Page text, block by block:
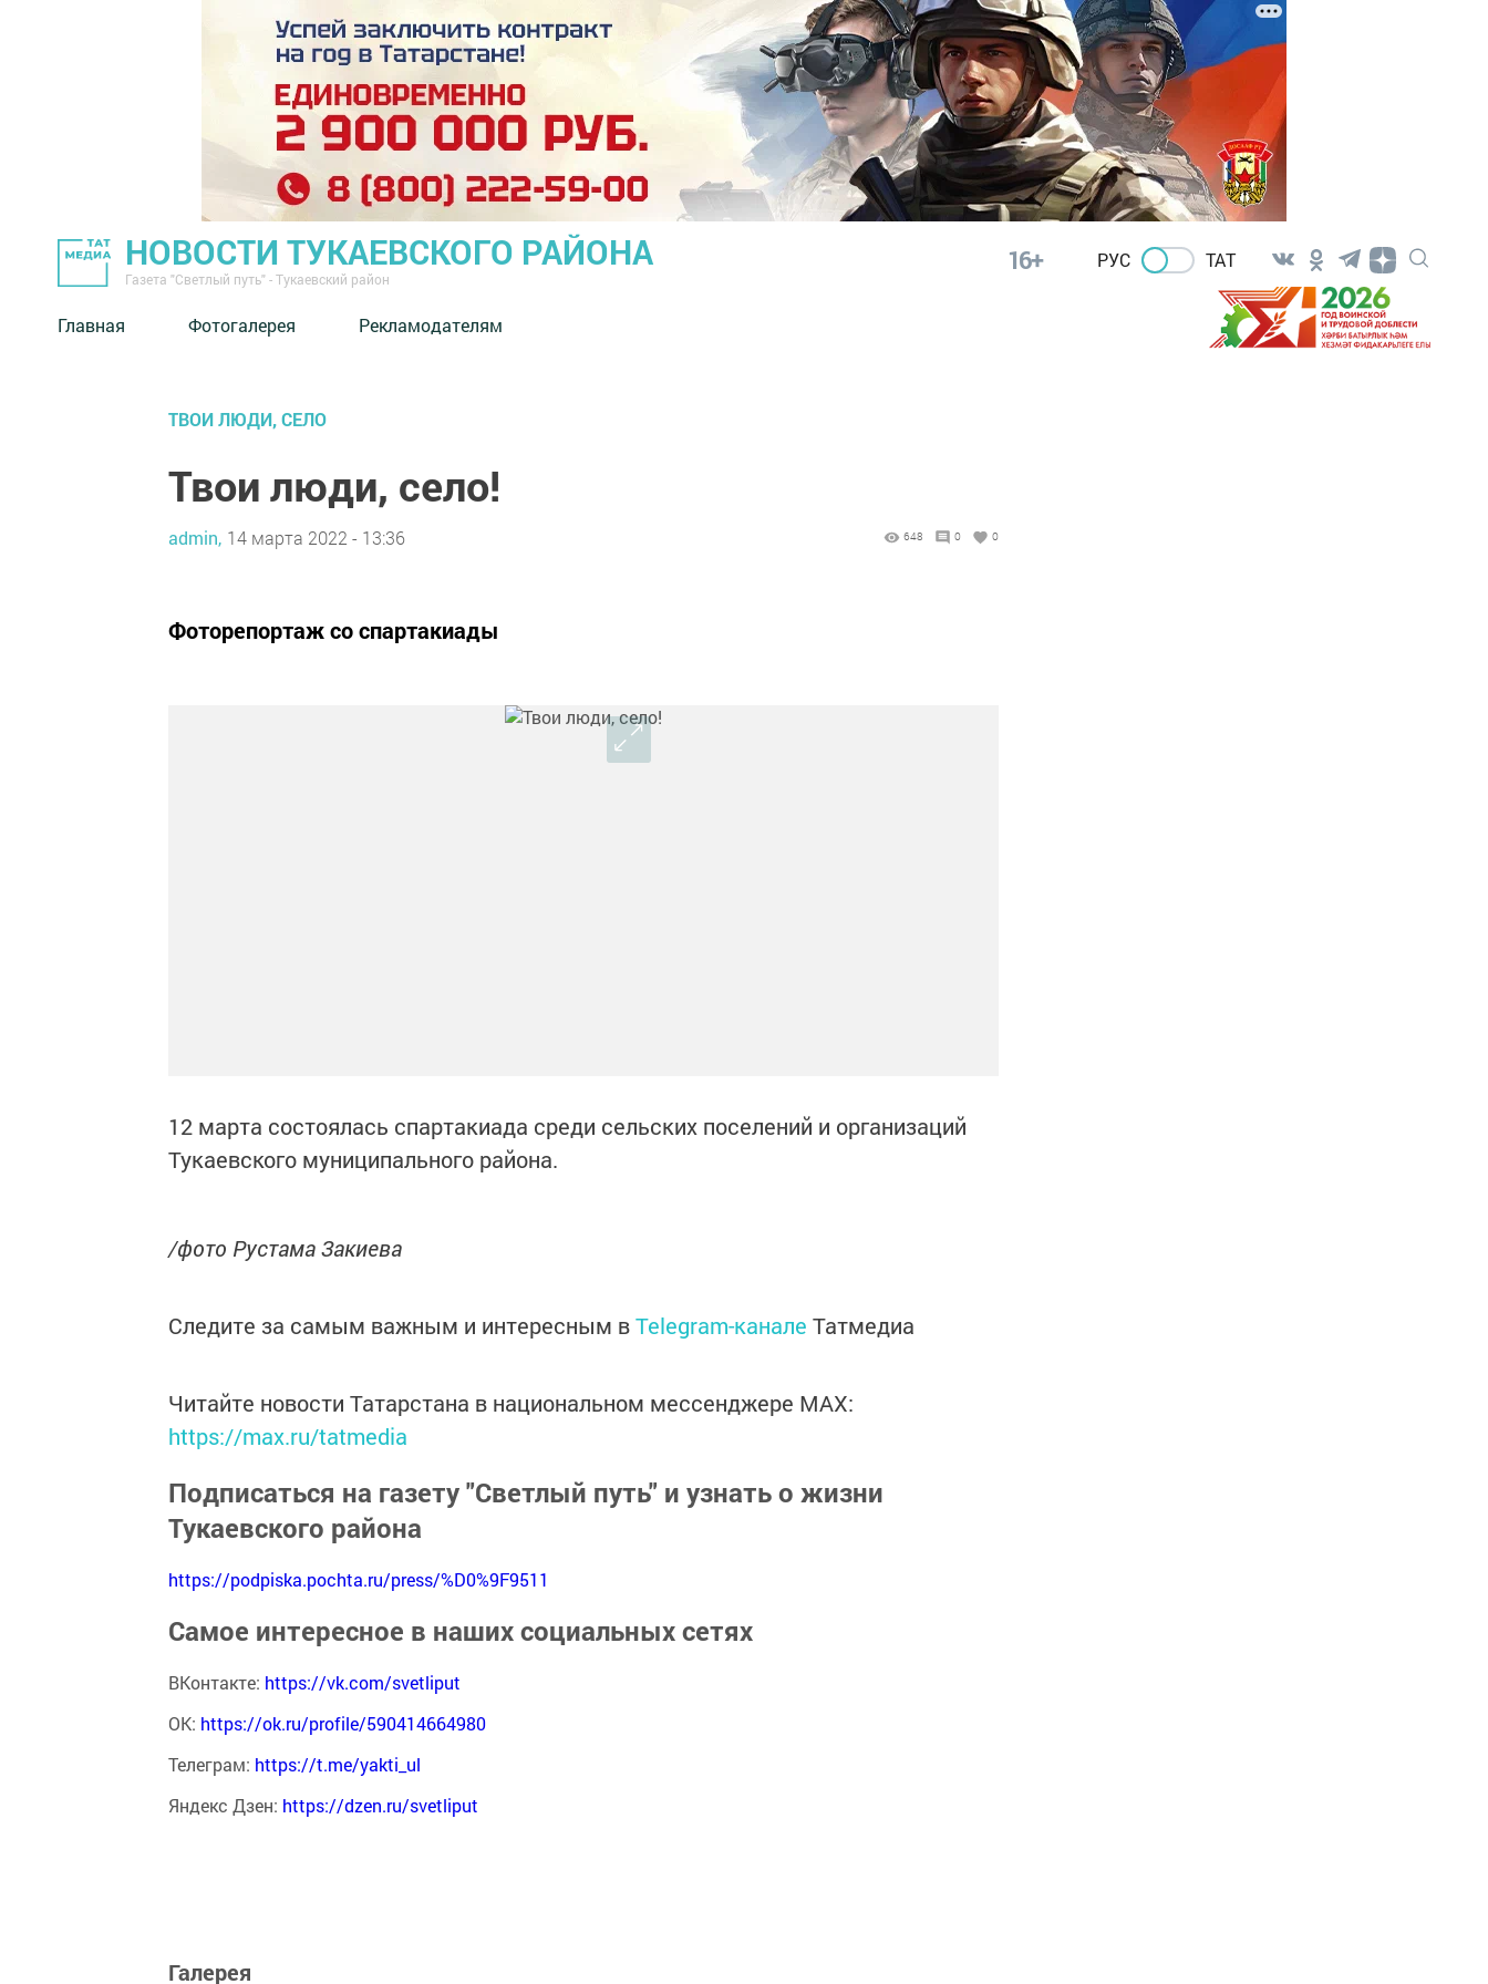
НОВОСТИ ТУКАЕВСКОГО РАЙОНА
Газета "Светлый путь" - Тукаевский район
16+ РУС ТАТ
Главная Фотогалерея Рекламодателям
ТВОИ ЛЮДИ, СЕЛО
Твои люди, село!
admin, 14 марта 2022 - 13:36 648 0 0
Фоторепортаж со спартакиады
12 марта состоялась спартакиада среди сельских поселений и организаций
Тукаевского муниципального района.
/фото Рустама Закиева
Следите за самым важным и интересным вTelegram-канале Татмедиа
Читайте новости Татарстана в национальном мессенджере MАХ:
https://max.ru/tatmedia
Подписаться на газету "Светлый путь" и узнать о жизни
Тукаевского района
https://podpiska.pochta.ru/press/%D0%9F9511
Самое интересное в наших социальных сетях
ВКонтакте: https://vk.com/svetliput
ОК: https://ok.ru/profile/590414664980
Телеграм: https://t.me/yakti_ul
Яндекс Дзен: https://dzen.ru/svetliput
Галерея